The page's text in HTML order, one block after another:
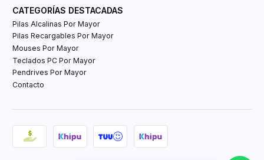
CATEGORÍAS DESTACADAS
Pilas Alcalinas Por Mayor
Pilas Recargables Por Mayor
Mouses Por Mayor
Teclados PC Por Mayor
Pendrives Por Mayor
Contacto